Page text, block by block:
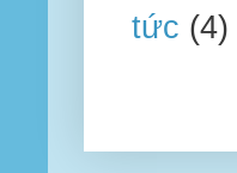
tức (4)